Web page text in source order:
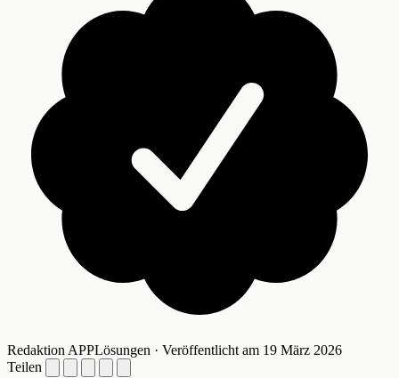
Redaktion APPLösungen · Veröffentlicht am 19 März 2026
Teilen